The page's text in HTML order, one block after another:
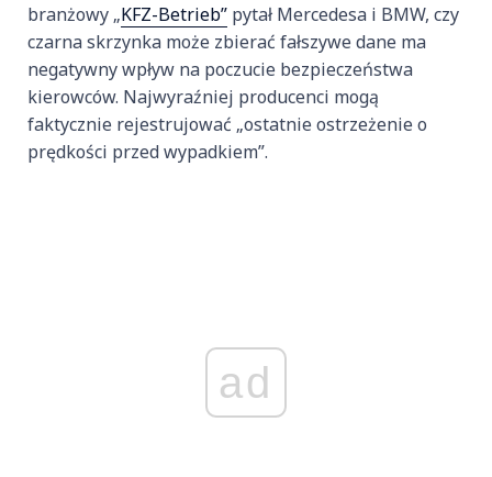
branżowy „KFZ-Betrieb” pytał Mercedesa i BMW, czy
czarna skrzynka może zbierać fałszywe dane ma
negatywny wpływ na poczucie bezpieczeństwa
kierowców. Najwyraźniej producenci mogą
faktycznie rejestrujować „ostatnie ostrzeżenie o
prędkości przed wypadkiem”.
ad